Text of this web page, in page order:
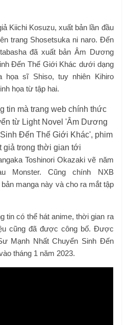
Kiichi Kosuzu, xuất bản lần đầu
trang Shosetsuka ni naro. Đến
đã xuất bản Âm Dương
Đến Thế Giới Khác dưới dạng
họa sĩ Shiso, tuy nhiên Kihiro
họa từ tập hai.
Toshinori Okazaki vẽ năm
Monster. Cũng chính NXB
manga này và cho ra mắt tập
tin có thể hát anime, thời gian ra
cũng đã được công bố. Được
Mạnh Nhất Chuyển Sinh Đến
tháng 1 năm 2023.